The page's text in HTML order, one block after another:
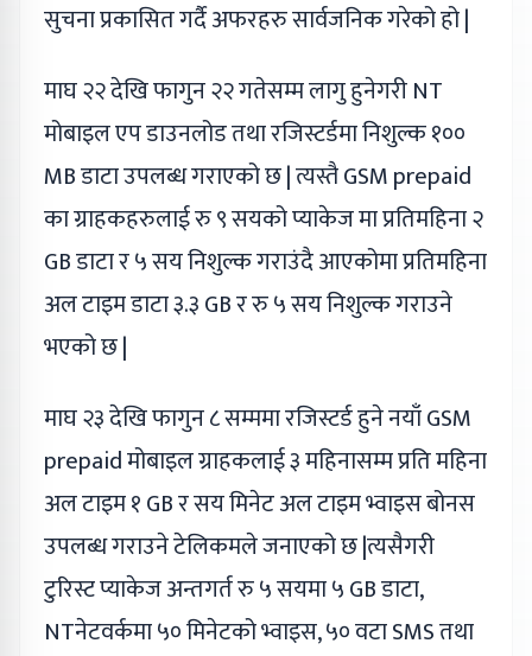
सुचना प्रकासित गर्दै अफरहरु सार्वजनिक गरेको हो |
माघ २२ देखि फागुन २२ गतेसम्म लागु हुनेगरी NT
मोबाइल एप डाउनलोड तथा रजिस्टर्डमा निशुल्क १००
MB डाटा उपलब्ध गराएको छ | त्यस्तै GSM prepaid
का ग्राहकहरुलाई रु ९ सयको प्याकेज मा प्रतिमहिना २
GB डाटा र ५ सय निशुल्क गराउंदै आएकोमा प्रतिमहिना
अल टाइम डाटा ३.३ GB र रु ५ सय निशुल्क गराउने
भएको छ |
माघ २३ देखि फागुन ८ सम्ममा रजिस्टर्ड हुने नयाँ GSM
prepaid मोबाइल ग्राहकलाई ३ महिनासम्म प्रति महिना
अल टाइम १ GB र सय मिनेट अल टाइम भ्वाइस बोनस
उपलब्ध गराउने टेलिकमले जनाएको छ |त्यसैगरी
टुरिस्ट प्याकेज अन्तगर्त रु ५ सयमा ५ GB डाटा,
NTनेटवर्कमा ५० मिनेटको भ्वाइस, ५० वटा SMS तथा